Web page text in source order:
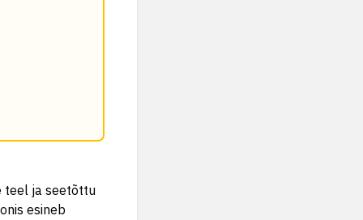
teel ja seetõttu
esineb